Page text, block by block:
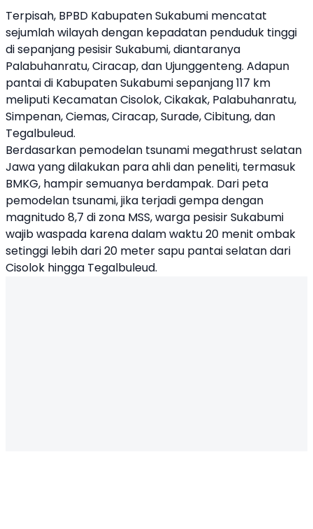
Terpisah, BPBD Kabupaten Sukabumi mencatat
sejumlah wilayah dengan kepadatan penduduk tinggi
di sepanjang pesisir Sukabumi, diantaranya
Palabuhanratu, Ciracap, dan Ujunggenteng. Adapun
pantai di Kabupaten Sukabumi sepanjang 117 km
meliputi Kecamatan Cisolok, Cikakak, Palabuhanratu,
Simpenan, Ciemas, Ciracap, Surade, Cibitung, dan
Tegalbuleud.
Berdasarkan pemodelan tsunami megathrust selatan
Jawa yang dilakukan para ahli dan peneliti, termasuk
BMKG, hampir semuanya berdampak. Dari peta
pemodelan tsunami, jika terjadi gempa dengan
magnitudo 8,7 di zona MSS, warga pesisir Sukabumi
wajib waspada karena dalam waktu 20 menit ombak
setinggi lebih dari 20 meter sapu pantai selatan dari
Cisolok hingga Tegalbuleud.